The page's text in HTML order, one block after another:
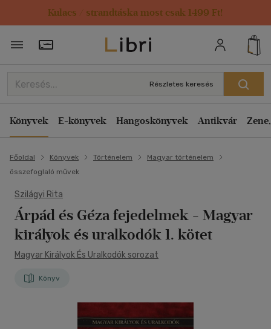
Kulacs / strandtáska most csak 1499 Ft!
Törzsvásárlói Kártya adatai
Részletes keresés
Könyvek E-könyvek Hangoskönyvek Antikvár
Főoldal Könyvek Történelem
Magyar történelem
összefoglaló művek
Szilágyi Rita
Árpád és Géza fejedelmek - Magyar
királyok és uralkodók 1. kötet
Magyar Királyok És Uralkodók sorozat
Könyv